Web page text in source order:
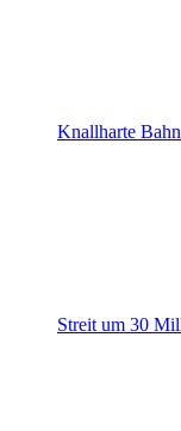
Knallharte
Streit um 30